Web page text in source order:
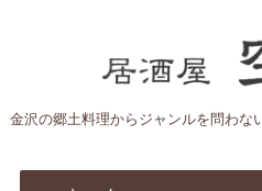
金沢の郷土料理からジャンルを問わな